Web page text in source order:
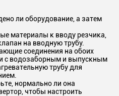
ли оборудование, а затем
материалы к вводу резчика,
на вводную трубу.
соединения на обоих
с водозаборным и выпускным
трубу для
нормально ли она
чтобы настроить